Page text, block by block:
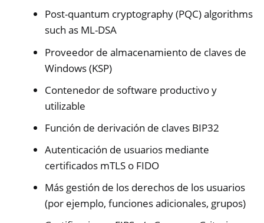
Post-quantum cryptography (PQC) algorithms
such as ML-DSA
Proveedor de almacenamiento de claves de
Windows (KSP)
Contenedor de software productivo y
utilizable
Función de derivación de claves BIP32
Autenticación de usuarios mediante
certificados mTLS o FIDO
Más gestión de los derechos de los usuarios
(por ejemplo, funciones adicionales, grupos)